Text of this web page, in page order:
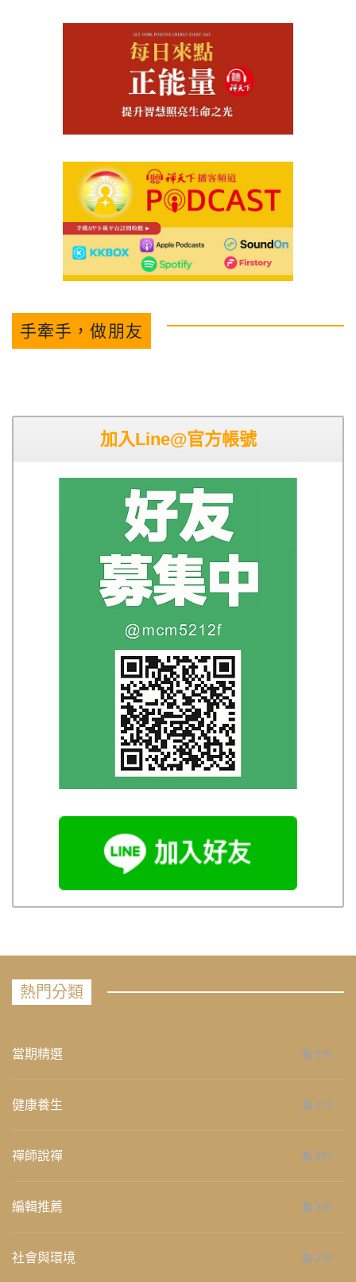
手牽手，做朋友
加入Line@官方帳號
熱門分類
當期精選 658
健康養生 276
禪師說禪 267
編輯推薦 236
社會與環境 235